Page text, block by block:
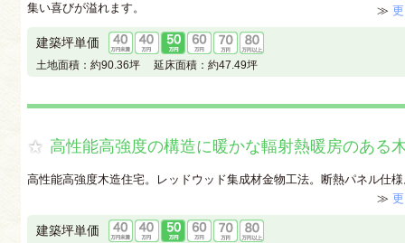
集い喜びが溢れます。
≫
建築坪単価
土地面積： 約90.36坪 延床面積： 約47.49坪
高性能高強度の構造に暖かな輻射熱暖房のある
高性能高強度木造住宅。レッドウッド集成材金物工法。断熱パネル仕様
≫
建築坪単価